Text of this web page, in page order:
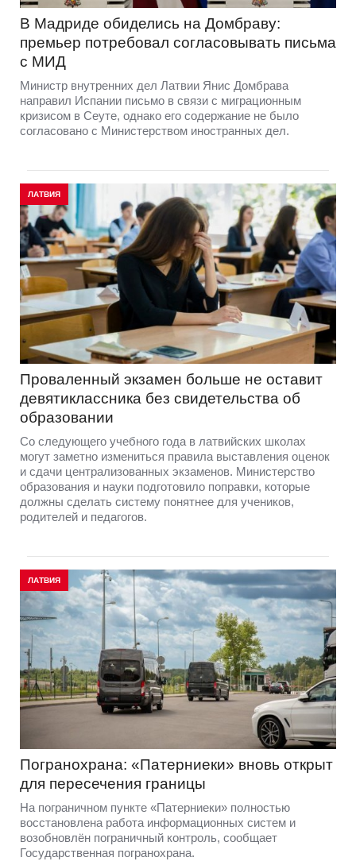
В Мадриде обиделись на Домбраву:
премьер потребовал согласовывать письма
с МИД
Министр внутренних дел Латвии Янис Домбрава
направил Испании письмо в связи с миграционным
кризисом в Сеуте, однако его содержание не было
согласовано с Министерством иностранных дел.
ЛАТВИЯ
Проваленный экзамен больше не оставит
девятиклассника без свидетельства об
образовании
Со следующего учебного года в латвийских школах
могут заметно измениться правила выставления оценок
и сдачи централизованных экзаменов. Министерство
образования и науки подготовило поправки, которые
должны сделать систему понятнее для учеников,
родителей и педагогов.
ЛАТВИЯ
Погранохрана: «Патерниеки» вновь открыт
для пересечения границы
На пограничном пункте «Патерниеки» полностью
восстановлена работа информационных систем и
возобновлён пограничный контроль, сообщает
Государственная погранохрана.